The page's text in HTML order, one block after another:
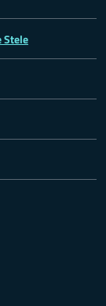
Stele